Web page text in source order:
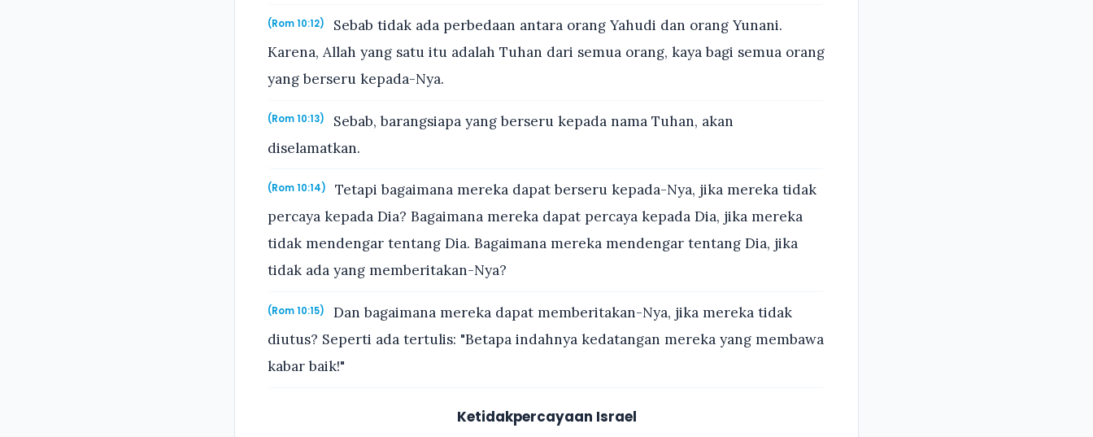
(Rom 10:12)
Sebab tidak ada perbedaan antara orang Yahudi dan orang Yunani.
Karena, Allah yang satu itu adalah Tuhan dari semua orang, kaya bagi semua orang
yang berseru kepada-Nya.
(Rom 10:13)
Sebab, barangsiapa yang berseru kepada nama Tuhan, akan
diselamatkan.
(Rom 10:14)
Tetapi bagaimana mereka dapat berseru kepada-Nya, jika mereka tidak
percaya kepada Dia? Bagaimana mereka dapat percaya kepada Dia, jika mereka
tidak mendengar tentang Dia. Bagaimana mereka mendengar tentang Dia, jika
tidak ada yang memberitakan-Nya?
(Rom 10:15)
Dan bagaimana mereka dapat memberitakan-Nya, jika mereka tidak
diutus? Seperti ada tertulis: "Betapa indahnya kedatangan mereka yang membawa
kabar baik!"
Ketidakpercayaan Israel